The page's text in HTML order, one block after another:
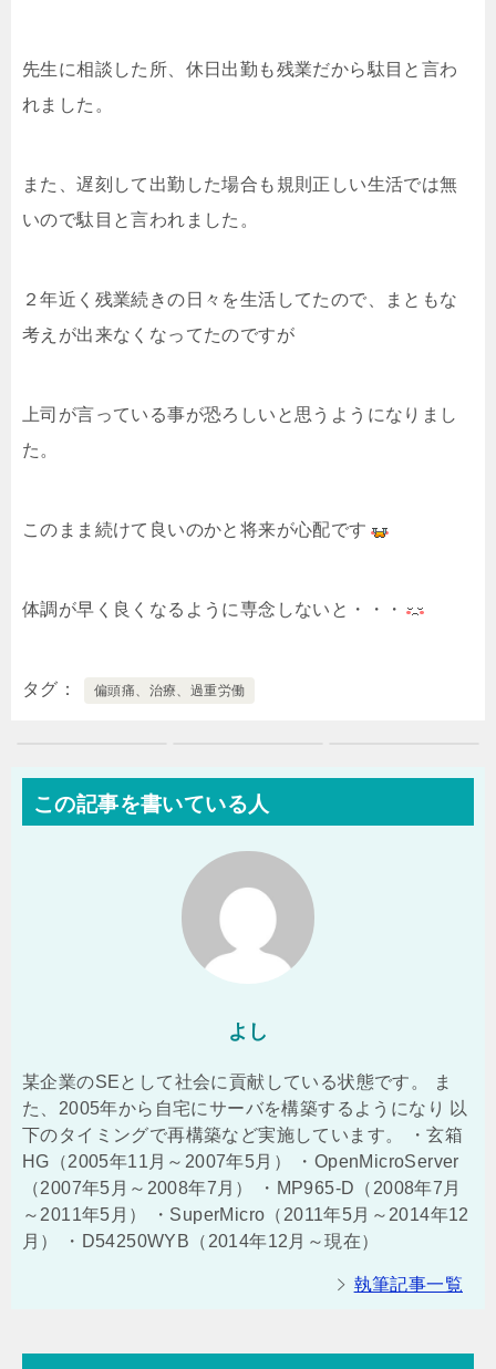
先生に相談した所、休日出勤も残業だから駄目と言わ
れました。
また、遅刻して出勤した場合も規則正しい生活では無
いので駄目と言われました。
２年近く残業続きの日々を生活してたので、まともな
考えが出来なくなってたのですが
上司が言っている事が恐ろしいと思うようになりまし
た。
このまま続けて良いのかと将来が心配です
体調が早く良くなるように専念しないと・・・
タグ 偏頭痛、治療、過重労働
この記事を書いている人
よし
某企業のSEとして社会に貢献している状態です。 ま
た、2005年から自宅にサーバを構築するようになり 以
下のタイミングで再構築など実施しています。 ・玄箱
HG（2005年11月～2007年5月） ・OpenMicroServer
（2007年5月～2008年7月） ・MP965-D（2008年7月
～2011年5月） ・SuperMicro（2011年5月～2014年12
月） ・D54250WYB（2014年12月～現在）
執筆記事一覧